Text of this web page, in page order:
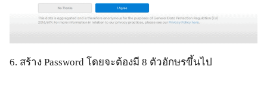
6. สร้าง Password โดยจะต้องมี 8 ตัวอักษรขึ้นไป